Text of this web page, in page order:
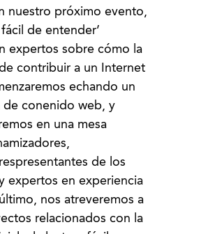
nuestro próximo evento,
de entender’
expertos sobre cómo la
contribuir a un Internet
echando un
de conenido web, y
en una mesa
de los
expertos en experiencia
nos atreveremos a
relacionados con la